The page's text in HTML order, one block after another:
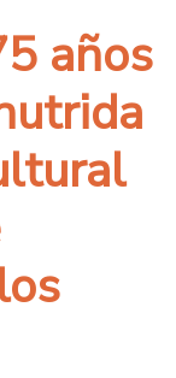
años